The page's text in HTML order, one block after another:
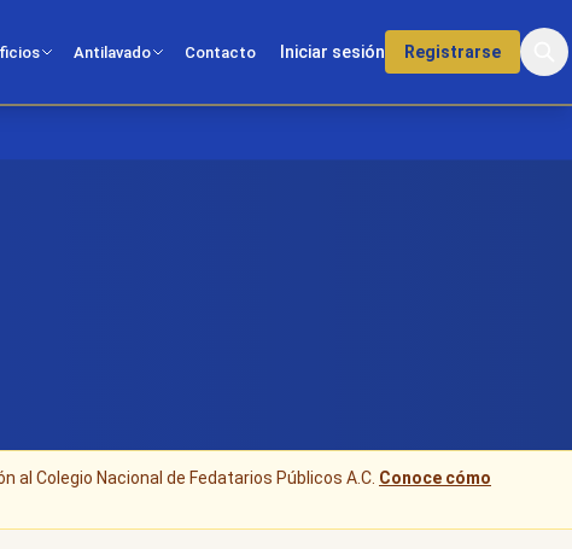
Antilavado Contacto Iniciar sesión Registrarse
Colegio Nacional de Fedatarios Públicos A.C. Conoce cómo